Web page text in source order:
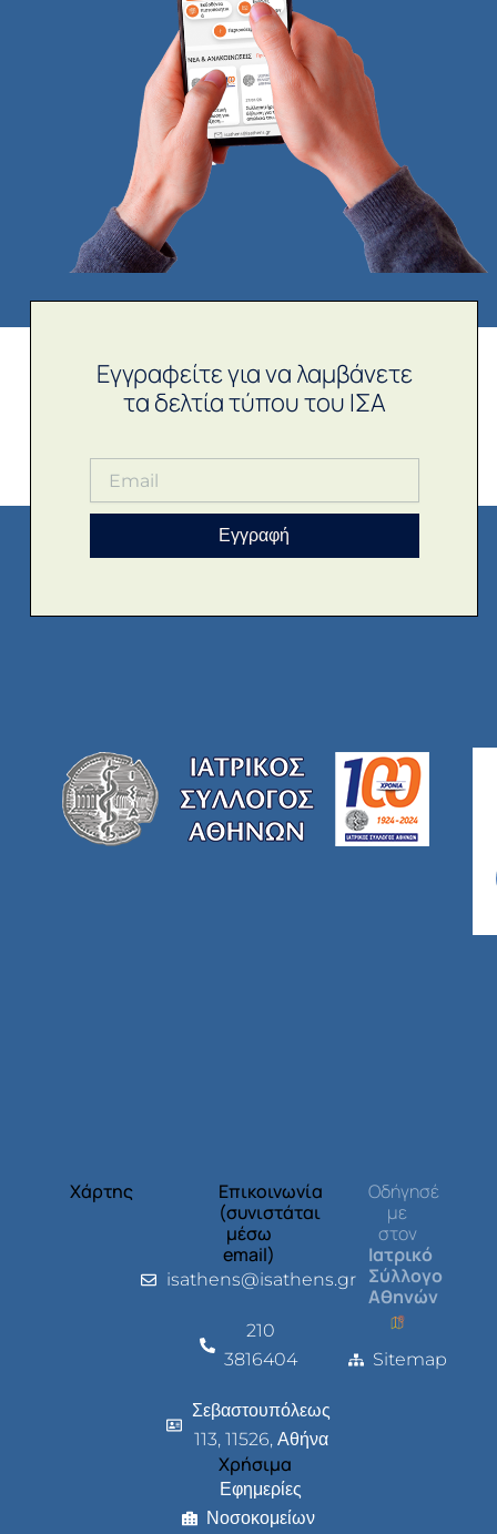
Εγγραφείτε για να λαμβάνετε
τα δελτία τύπου του ΙΣΑ
Εγγραφή
Χάρτης
Επικοινωνία
(συνιστάται
μέσω
email)
isathens@isathens.gr
210
3816404
Σεβαστουπόλεως
113, 11526, Αθήνα
Χρήσιμα
Εφημερίες
Νοσοκομείων
Οδήγησέ
με
στον
Ιατρικό
Σύλλογο
Αθηνών
Sitemap